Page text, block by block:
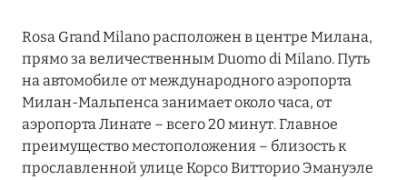
БРЕШИЯ 0
МИЛАН
Armani Hotel Milano
Rosa Grand Milano расположен в центре Милана,
прямо за величественным Duomo di Milano. Путь
на автомобиле от международного аэропорта
Милан-Мальпенса занимает около часа, от
аэропорта Линате – всего 20 минут. Главное
преимущество местоположения – близость к
прославленной улице Корсо Витторио Эмануэле